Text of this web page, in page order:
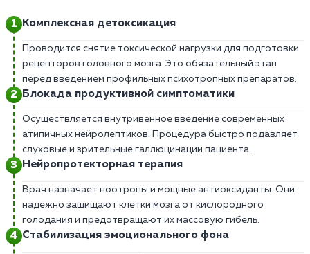
Комплексная детоксикация
Проводится снятие токсической нагрузки для подготовки
рецепторов головного мозга. Это обязательный этап
перед введением профильных психотропных препаратов.
Блокада продуктивной симптоматики
Осуществляется внутривенное введение современных
атипичных нейролептиков. Процедура быстро подавляет
слуховые и зрительные галлюцинации пациента.
Нейропротекторная терапия
Врач назначает ноотропы и мощные антиоксиданты. Они
надежно защищают клетки мозга от кислородного
голодания и предотвращают их массовую гибель.
Стабилизация эмоционального фона